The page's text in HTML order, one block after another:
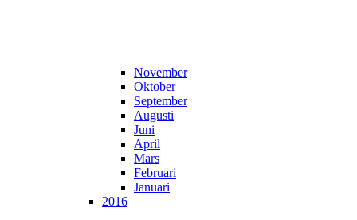
November
Oktober
September
Augusti
Juni
April
Mars
Februari
Januari
2016